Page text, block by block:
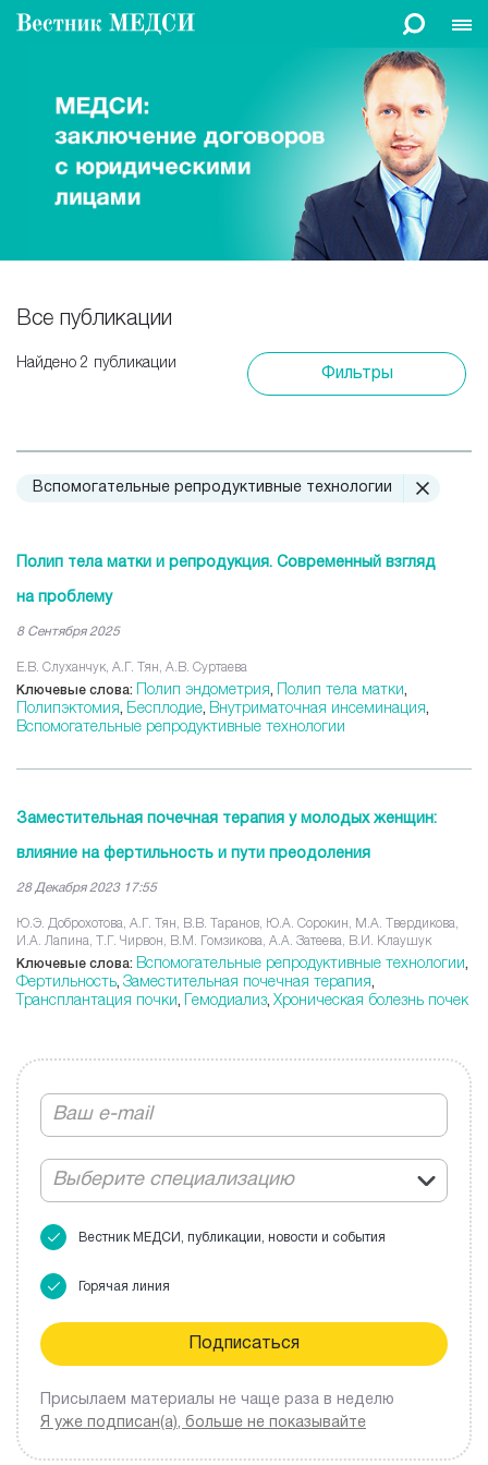
Все публикации
Найдено 2 публикации
Фильтры
Вспомогательные репродуктивные технологии
Полип тела матки и репродукция. Современный взгляд
на проблему
8 Сентября 2025
Е.В. Слуханчук, А.Г. Тян, А.В. Суртаева
Ключевые слова: Полип эндометрия, Полип тела матки,
Полипэктомия, Бесплодие, Внутриматочная инсеминация,
Вспомогательные репродуктивные технологии
Заместительная почечная терапия у молодых женщин:
влияние на фертильность и пути преодоления
28 Декабря 2023 17:55
Ю.Э. Доброхотова, А.Г. Тян, В.В. Таранов, Ю.А. Сорокин, М.А. Твердикова,
И.А. Лапина, Т.Г. Чирвон, В.М. Гомзикова, А.А. Затеева, В.И. Клаушук
Ключевые слова: Вспомогательные репродуктивные технологии,
Фертильность, Заместительная почечная терапия,
Трансплантация почки, Гемодиализ, Хроническая болезнь почек
Выберите специализацию
Вестник МЕДСИ, публикации, новости и события
Горячая линия
Присылаем материалы не чаще раза в неделю
Я уже подписан(а), больше не показывайте